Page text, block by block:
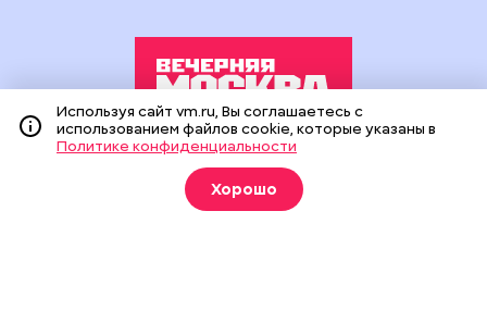
Издание создано при финансовой поддержке Департамента
средств массовой информации и рекламы города Москвы.
На сайте применяются рекомендательные технологии
(информационные технологии предоставления информации
Используя сайт vm.ru, Вы соглашаетесь с
использованием файлов cookie, которые указаны в
Политике конфиденциальности
Хорошо